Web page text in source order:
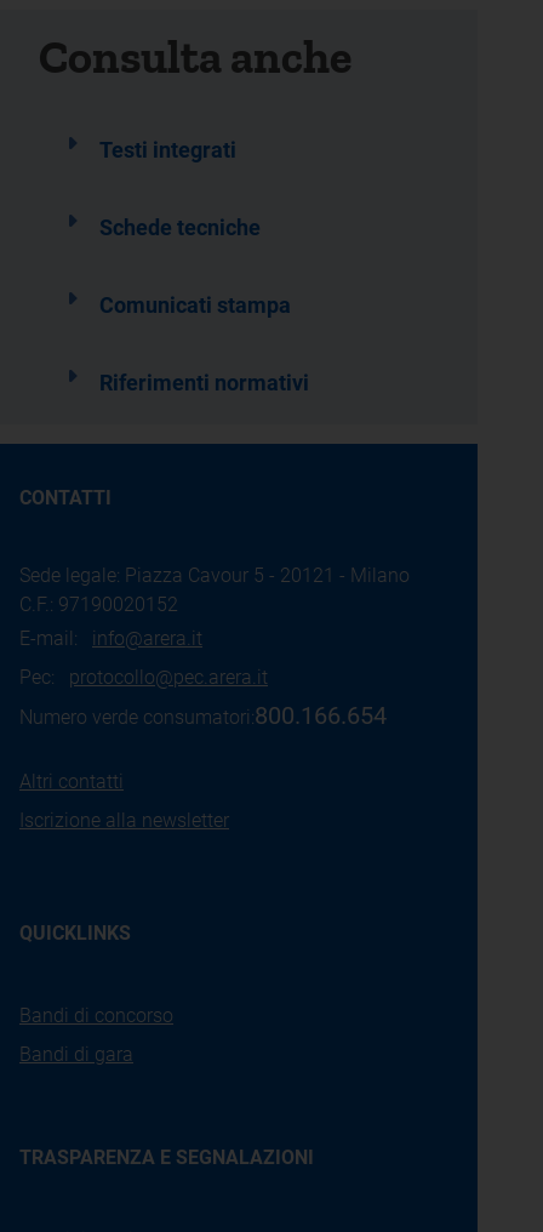
Consulta anche
Testi integrati
Schede tecniche
Comunicati stampa
Riferimenti normativi
CONTATTI
Sede legale: Piazza Cavour 5 - 20121 - Milano
C.F.: 97190020152
E-mail: info@arera.it
Pec: protocollo@pec.arera.it
Numero verde consumatori:800.166.654
Altri contatti
Iscrizione alla newsletter
QUICKLINKS
Bandi di concorso
Bandi di gara
TRASPARENZA E SEGNALAZIONI